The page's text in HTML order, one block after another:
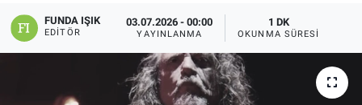
FUNDA IŞIK
EDITÖR
03.07.2026 - 00:00
YAYINLANMA
1 DK
OKUNMA SÜRESI
MANŞET
RESMİ İLANLAR